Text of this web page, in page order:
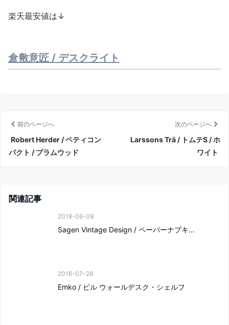
楽天最安値は↓
倉敷意匠 / デスクライト
前のページへ
Robert Herder / ペティコン
パクト / プラムウッド
次のページへ
Larssons Trä / トムテS / ホ
ワイト
関連記事
2018-06-09
Sagen Vintage Design / ペーパーナプキ...
2016-07-28
Emko / ピル ウォールデスク・シェルフ